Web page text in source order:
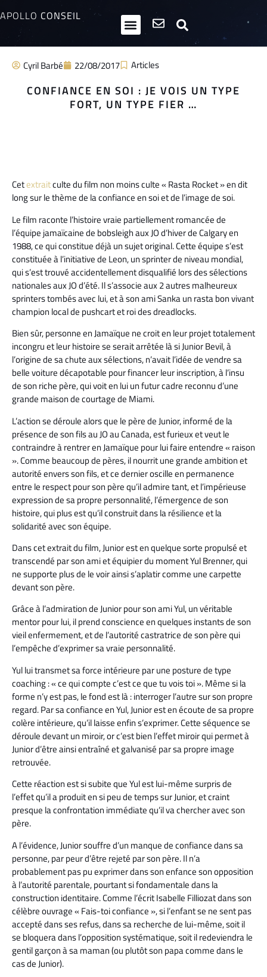
APOLLO CONSEIL
Cyril Barbé 22/08/2017 Articles
CONFIANCE EN SOI : JE VOIS UN TYPE
FORT, UN TYPE FIER …
Cetextraitculte du film non moins culte « Rasta Rocket » en dit
long sur le thème de la confiance en soi et de l’image de soi.
Le film raconte l’histoire vraie partiellement romancée de
l’équipe jamaïcaine de bobsleigh aux JO d’hiver de Calgary en
1988, ce qui constitue déjà un sujet original. Cette équipe s’est
constituée à l’initiative de Leon, un sprinter de niveau mondial,
qui s’est trouvé accidentellement disqualifié lors des sélections
nationales aux JO d’été. Il s’associe aux 2 autres malheureux
sprinters tombés avec lui, et à son ami Sanka un rasta bon vivant
champion local de pushcart et roi des dreadlocks.
Bien sûr, personne en Jamaïque ne croit en leur projet totalement
incongru et leur histoire se serait arrêtée là si Junior Bevil, à
l’origine de sa chute aux sélections, n’avait l’idée de vendre sa
belle voiture décapotable pour financer leur inscription, à l’insu
de son riche père, qui voit en lui un futur cadre reconnu d’une
grande maison de courtage de Miami.
L’action se déroule alors que le père de Junior, informé de la
présence de son fils au JO au Canada, est furieux et veut le
contraindre à rentrer en Jamaïque pour lui faire entendre « raison
». Comme beaucoup de pères, il nourrit une grande ambition et
autorité envers son fils, et ce dernier oscille en permanence
entre le respect pour son père qu’il admire tant, et l’impérieuse
expression de sa propre personnalité, l’émergence de son
histoire, qui plus est qu’il construit dans la résilience et la
solidarité avec son équipe.
Dans cet extrait du film, Junior est en quelque sorte propulsé et
transcendé par son ami et équipier du moment Yul Brenner, qui
ne supporte plus de le voir ainsi s’aplatir comme une carpette
devant son père.
Grâce à l’admiration de Junior pour son ami Yul, un véritable
mentor pour lui, il prend conscience en quelques instants de son
vieil enfermement, et de l’autorité castratrice de son père qui
l’empêche d’exprimer sa vraie personnalité.
Yul lui transmet sa force intérieure par une posture de type
coaching : « ce qui compte c’est ce que tu vois toi ». Même si la
forme n’y est pas, le fond est là : interroger l’autre sur son propre
regard. Par sa confiance en Yul, Junior est en écoute de sa propre
colère intérieure, qu’il laisse enfin s’exprimer. Cette séquence se
déroule devant un miroir, or c’est bien l’effet miroir qui permet à
Junior d’être ainsi entraîné et galvanisé par sa propre image
retrouvée.
Cette réaction est si subite que Yul est lui-même surpris de
l’effet qu’il a produit en si peu de temps sur Junior, et craint
presque la confrontation immédiate qu’il va chercher avec son
père.
A l’évidence, Junior souffre d’un manque de confiance dans sa
personne, par peur d’être rejeté par son père. Il n’a
probablement pas pu exprimer dans son enfance son opposition
à l’autorité parentale, pourtant si fondamentale dans la
construction identitaire. Comme l’écrit Isabelle Filliozat dans son
célèbre ouvrage « Fais-toi confiance », si l’enfant se ne sent pas
accepté dans ses refus, dans sa recherche de lui-même, soit il
se bloquera dans l’opposition systématique, soit il redeviendra le
gentil garçon à sa maman (ou plutôt son papa comme dans le
cas de Junior).